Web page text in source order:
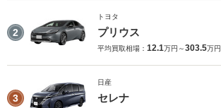
2
トヨタ
プリウス
平均買取相場： 12.1万円～303.5万円
3
日産
セレナ